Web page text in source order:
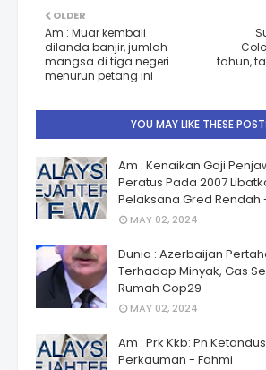
tahun,
OLDER
Am : Muar kembali
dilanda banjir, jumlah
mangsa di tiga negeri
menurun petang ini
YOU MAY LIKE THESE
Am : Kenaikan Gaji
Peratus Pada 2007
Pelaksana Gred Rendah
MAY 02, 2024
Dunia : Azerbaijan
Terhadap Minyak, Gas
Rumah Cop29
MAY 02, 2024
Am : Prk Kkb: Pn
Perkauman - Fahmi